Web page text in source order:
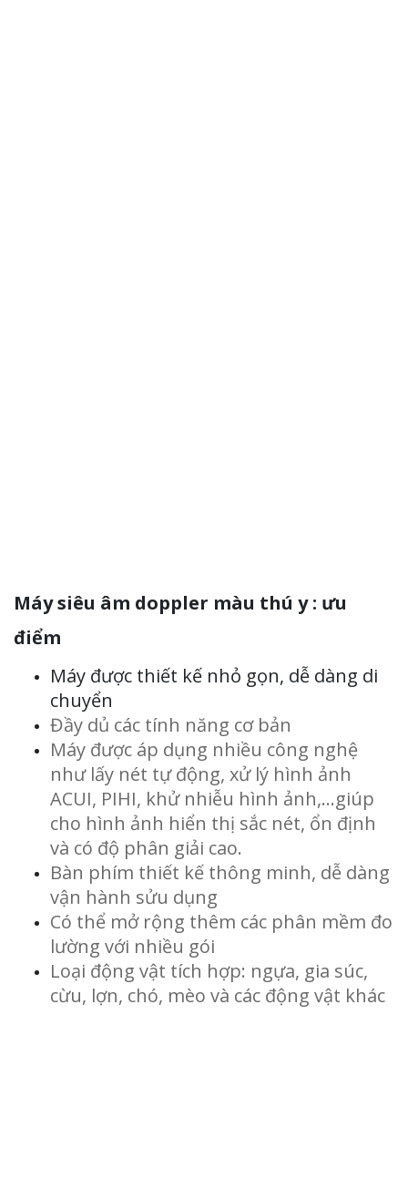
Máy siêu âm doppler màu thú y : ưu
điểm
Máy được thiết kế nhỏ gọn, dễ dàng di
chuyển
Đầy dủ các tính năng cơ bản
Máy được áp dụng nhiều công nghệ
như lấy nét tự động, xử lý hình ảnh
ACUI, PIHI, khử nhiễu hình ảnh,…giúp
cho hình ảnh hiển thị sắc nét, ổn định
và có độ phân giải cao.
Bàn phím thiết kế thông minh, dễ dàng
vận hành sửu dụng
Có thể mở rộng thêm các phân mềm đo
lường với nhiều gói
Loại động vật tích hợp: ngựa, gia súc,
cừu, lợn, chó, mèo và các động vật khác